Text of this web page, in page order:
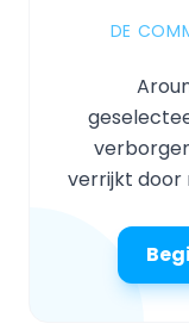
DE
verrijkt door